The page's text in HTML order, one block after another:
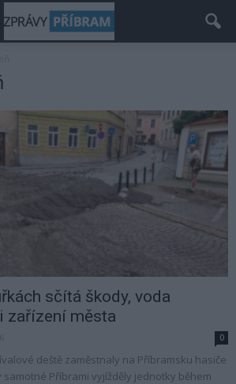
sčítá škody, voda
zařízení města
0
deště zaměstnaly na Příbramsku hasiče
samotné Příbrami vyjížděly jednotky během